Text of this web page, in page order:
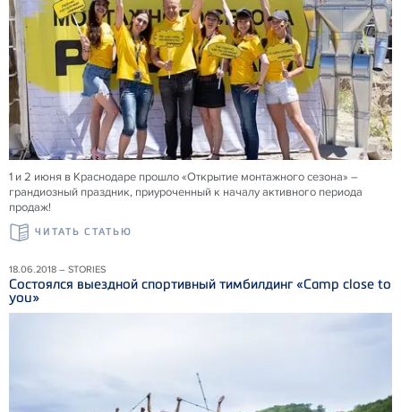
1 и 2 июня в Краснодаре прошло «Открытие монтажного сезона» –
грандиозный праздник, приуроченный к началу активного периода
продаж!
ЧИТАТЬ СТАТЬЮ
18.06.2018 – STORIES
Состоялся выездной спортивный тимбилдинг «Camp close to
you»